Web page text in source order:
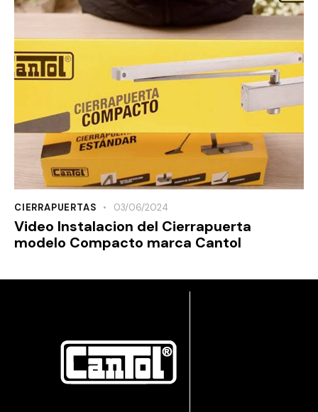
CIERRAPUERTAS 03/06/2024
Video Instalacion del Cierrapuerta
modelo Compacto marca Cantol